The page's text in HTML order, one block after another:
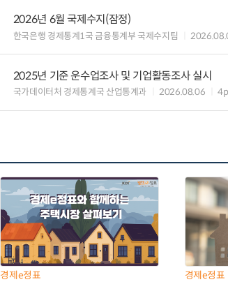
2026년 6월 국제수지(잠정)
한국은행 경제통계1국 금융통계부 국제수지팀
2025년 기준 운수업조사 및 기업활동조사 실시
국가데이터처 경제통계국 산업통계과 2026.08.06 4p
경제e정표 경제e정표